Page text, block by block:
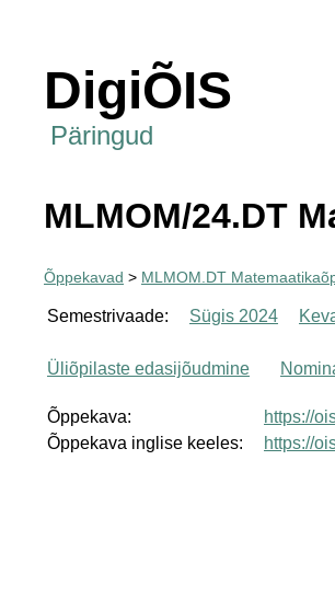
DigiÕIS
Päringud
MLMOM/24.DT
Õppekavad > MLMOM.DT
Semestrivaade: Sügis 2024
Üliõpilaste edasijõudmine
Õppekava:
https://
Õppekava inglise keeles:
https://